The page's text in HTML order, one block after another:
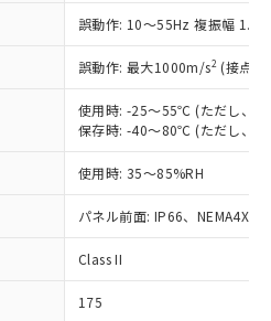
誤動作: 10～55Hz 複振幅
誤動作: 最大1000m/s2 (接点
使用時: -25～55℃ (ただし、氷
保存時: -40～80℃ (ただし、氷
使用時: 35～85%RH
パネル前面: IP66、NEMA4X,
Class II
175
況および標準価格はお客
、またはお客様担当のオ
器販売店・当社販売員に
機器販売店や当社販売拠
ットワーク
」をご確認
び標準価格結果を当社の
お願いします。
（部品リスト作成サー
いただくには、I-Web
登録されている必要が
以下、フタル酸ジブチル
、フタル酸ジイソブチル
監視および制御機器に対する
質については閾値を超える意
確認しています。
状況などにより、予定
あります。
: 1000ppm、 DIBP(フタル酸ジ
BBP(フタル酸ブチルベンジ
10物質）のすべてが基
を示します。
状況下において有害物
環境に深刻な影響を
味します。
当社販売部門へお問
など、違法に輸出されな
手段を講じます。
を、核兵器、ミサイ
、生物兵器またはその他
れらの製造装置等に一切
製品を第三者に販売する
1、2および3の内容を当
知します。また当社は、
販売に係わる関係者が違
それがある場合は、取
(最新の在庫状況につ
お客様のお取引先、ま
様担当のオムロン制御
店・当社販売員にご確
機種、また在庫状況の
開していない機種